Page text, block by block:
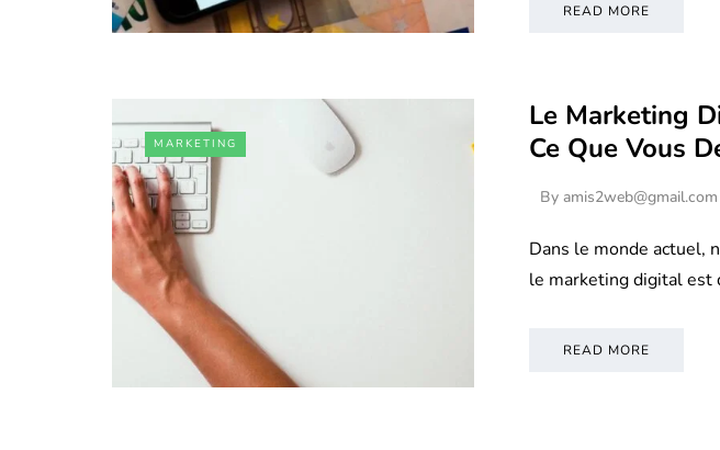
READ MORE
MARKETING
Le Marketing
Ce Que Vous
By amis2web@gmail.com
Dans le monde actuel,
le marketing digital est
READ MORE